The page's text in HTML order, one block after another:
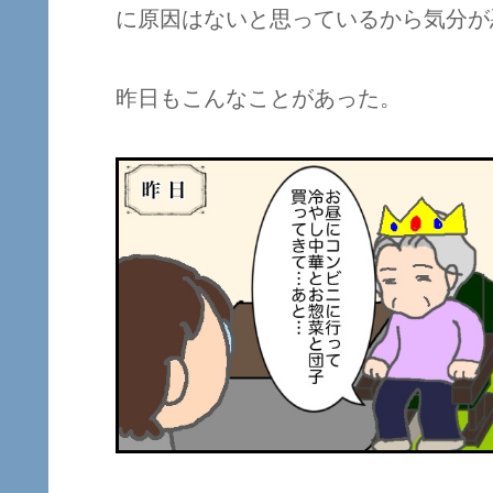
に原因はないと思っているから気分
昨日もこんなことがあった。